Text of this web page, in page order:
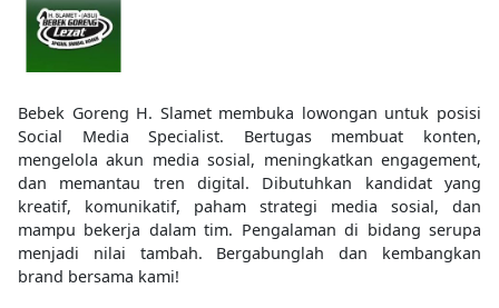
Bebek Goreng H. Slamet membuka lowongan untuk posisi
Social Media Specialist. Bertugas membuat konten,
mengelola akun media sosial, meningkatkan engagement,
dan memantau tren digital. Dibutuhkan kandidat yang
kreatif, komunikatif, paham strategi media sosial, dan
mampu bekerja dalam tim. Pengalaman di bidang serupa
menjadi nilai tambah. Bergabunglah dan kembangkan
brand bersama kami!